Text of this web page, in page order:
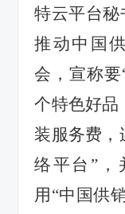
特云平台秘
推动中国
会，宣称
个特色好品
装服务费，
络平台”，
用“中国供